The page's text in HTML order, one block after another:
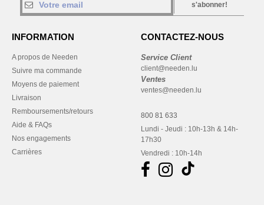
s'abonner!
INFORMATION
A propos de Needen
Suivre ma commande
Moyens de paiement
Livraison
Remboursements/retours
Aide & FAQs
Nos engagements
Carrières
CONTACTEZ-NOUS
Service Client
client@needen.lu
Ventes
ventes@needen.lu
800 81 633
Lundi - Jeudi : 10h-13h & 14h-
17h30
Vendredi : 10h-14h